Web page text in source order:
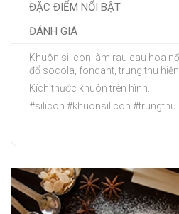
ĐẶC ĐIỂM NỔI BẬT
ĐÁNH GIÁ
Khuôn silicon làm rau cau hoa
đổ socola, fondant, trung thu hiện
Kích thước khuôn trên hình.
#silicon #khuonsilicon